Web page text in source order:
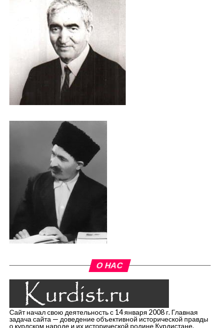
О НАС
Сайт начал свою деятельность с 14 января 2008 г. Главная
задача сайта — доведение объективной исторической правды
о курдском народе и их исторической родине Курдистане.